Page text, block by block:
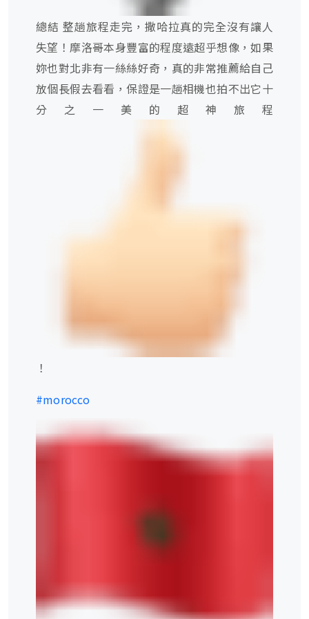
總結 整趟旅程走完，撒哈拉真的完全沒有讓人
失望！摩洛哥本身豐富的程度遠超乎想像，如果
妳也對北非有一絲絲好奇，真的非常推薦給自己
放個長假去看看，保證是一趟相機也拍不出它十
分之一美的超神旅程
！
#morocco